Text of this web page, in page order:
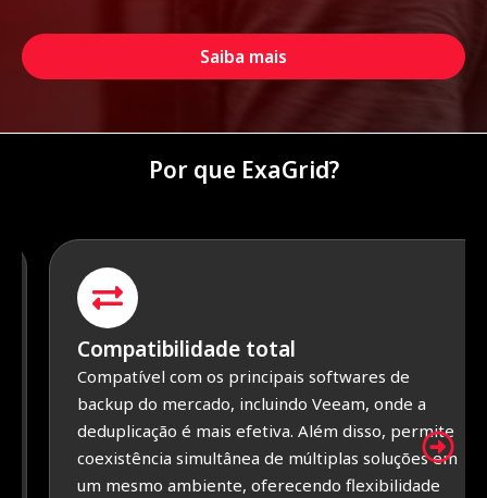
Saiba mais
Por que ExaGrid?
Compatibilidade total
Compatível com os principais softwares de
backup do mercado, incluindo Veeam, onde a
deduplicação é mais efetiva. Além disso, permite
coexistência simultânea de múltiplas soluções em
um mesmo ambiente, oferecendo flexibilidade